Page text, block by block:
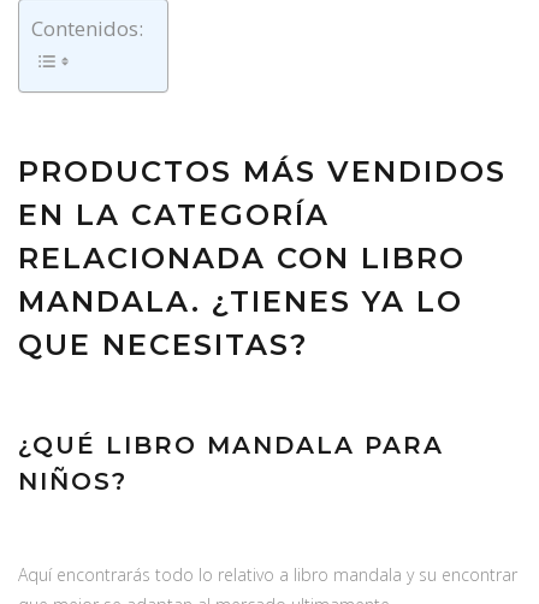
Contenidos:
PRODUCTOS MÁS VENDIDOS
EN LA CATEGORÍA
RELACIONADA CON LIBRO
MANDALA. ¿TIENES YA LO
QUE NECESITAS?
¿QUÉ LIBRO MANDALA PARA
NIÑOS?
Aquí encontrarás todo lo relativo a libro mandala y su encontrar